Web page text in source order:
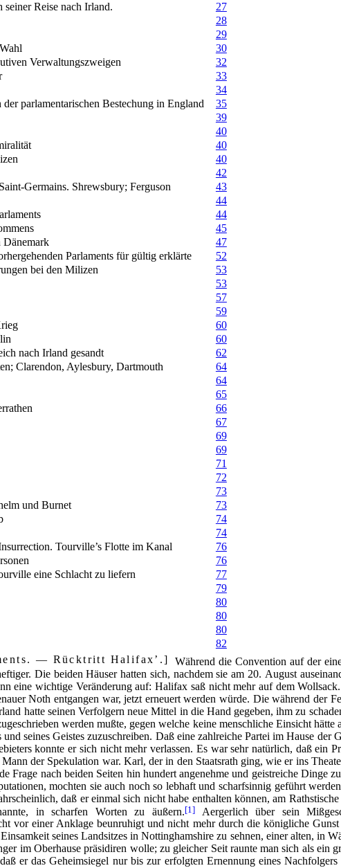
Reise nach Irland.
27
28
29
30
Verwaltungszweigen
32
33
34
parlamentarischen Bestechung in England
35
39
40
40
40
42
Germains. Shrewsbury; Ferguson
43
44
44
45
Dänemark
47
Parlaments für gültig erklärte
52
bei den Milizen
53
53
57
59
60
60
nach Irland gesandt
62
Clarendon, Aylesbury, Dartmouth
64
64
65
66
67
69
69
71
72
73
und Burnet
73
74
74
Tourville’s Flotte im Kanal
76
76
eine Schlacht zu liefern
77
79
80
80
80
82
— Rücktritt Halifax’.
Während die Convention auf der
Die beiden Häuser hatten sich, nachdem sie am 20. August
eine wichtige Veränderung auf: Halifax saß nicht mehr auf dem
Noth entgangen war, jetzt erneuert werden würde. Die während der
hatte seinen Verfolgern neue Mittel in die Hand gegeben, ihm zu
werden mußte, gegen welche keine menschliche Einsicht
seines Geistes zuzuschreiben. Daß eine zahlreiche Partei im Hause der
konnte er sich nicht mehr verlassen. Es war sehr natürlich, daß ein
der Spekulation war. Karl, der in den Staatsrath ging, wie er ins
Frage nach beiden Seiten hin hundert angenehme und geistreiche Dinge
mochten sie auch noch so lebhaft und scharfsinnig geführt
daß er einmal sich nicht habe enthalten können, am
in scharfen Worten zu äußern. [1]
Aergerlich über sein
vor einer Anklage beunruhigt und nicht mehr durch die königliche
seines Landsitzes in Nottinghamshire zu sehnen, einer alten, in
im Oberhause präsidiren wolle; zu gleicher Seit raunte man sich als ein
er das Geheimsiegel nur bis zur erfolgten Ernennung eines